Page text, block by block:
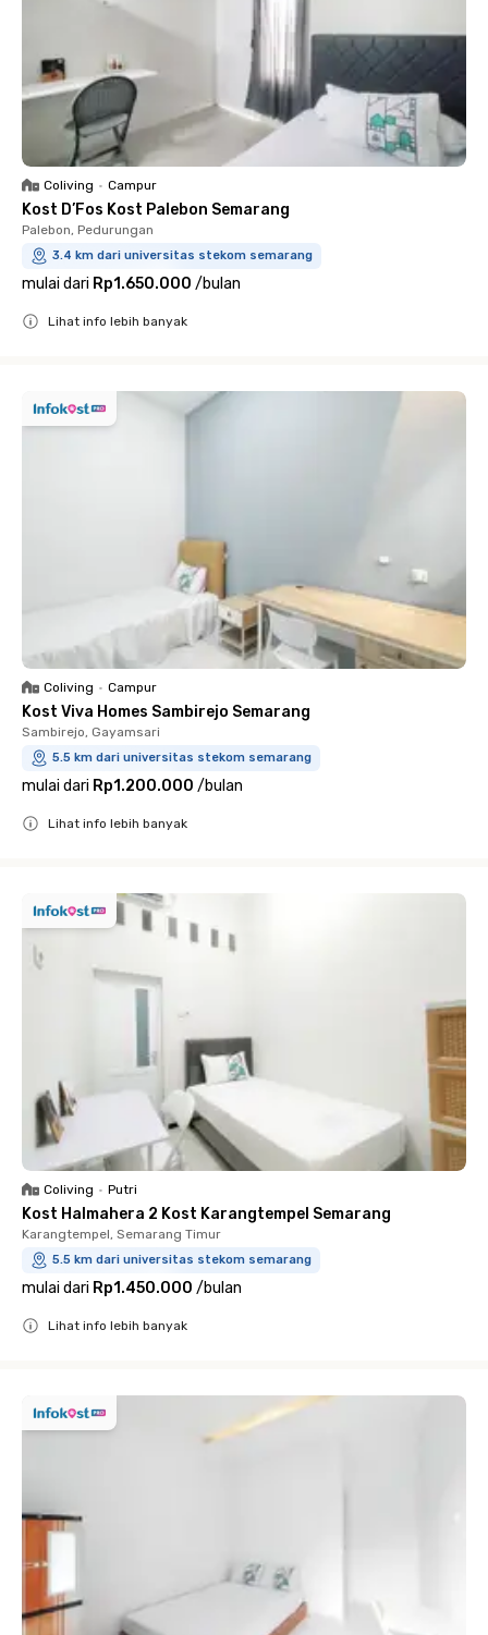
Coliving • Campur
Kost D’Fos Kost Palebon Semarang
Palebon, Pedurungan
3.4 km dari universitas stekom semarang
mulai dari Rp1.650.000 /bulan
Lihat info lebih banyak
Coliving • Campur
Kost Viva Homes Sambirejo Semarang
Sambirejo, Gayamsari
5.5 km dari universitas stekom semarang
mulai dari Rp1.200.000 /bulan
Lihat info lebih banyak
Coliving • Putri
Kost Halmahera 2 Kost Karangtempel Semarang
Karangtempel, Semarang Timur
5.5 km dari universitas stekom semarang
mulai dari Rp1.450.000 /bulan
Lihat info lebih banyak